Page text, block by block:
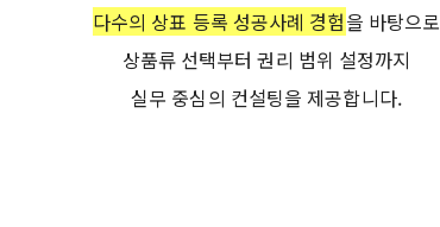
다수의 상표 등록 성공사례 경험을 바탕으로
상품류 선택부터 권리 범위 설정까지
실무 중심의 컨설팅을 제공합니다.